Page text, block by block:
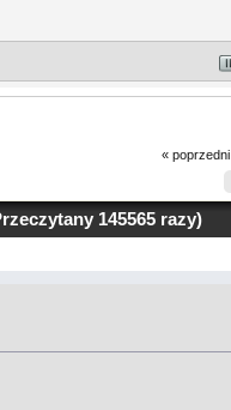
« poprzedni
145565 razy)